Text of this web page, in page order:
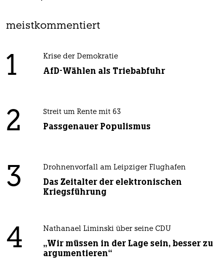
meistkommentiert
1 Krise der Demokratie
AfD-Wählen als Triebabfuhr
2 Streit um Rente mit 63
Passgenauer Populismus
3 Drohnenvorfall am Leipziger Flughafen
Das Zeitalter der elektronischen
Kriegsführung
4 Nathanael Liminski über seine CDU
„Wir müssen in der Lage sein, besser zu
argumentieren“